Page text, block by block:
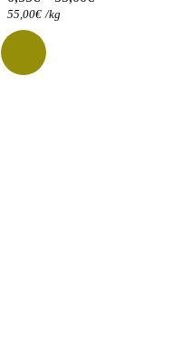
55,00€ /kg